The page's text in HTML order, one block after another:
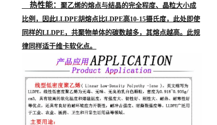
热性能： 聚乙烯的熔点与结晶的完全程度、晶粒大小成
比例，因此LLDPE胡熔点比LDPE高10-15摄氏度，此处即使
同样的LLDPE，共聚物单体的碳数越多，其熔点越高。此规
律同样适于维卡软化点。